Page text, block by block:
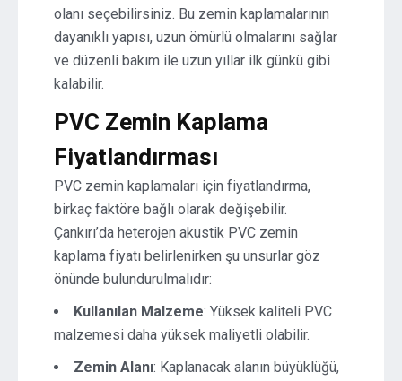
olanı seçebilirsiniz. Bu zemin kaplamalarının
dayanıklı yapısı, uzun ömürlü olmalarını sağlar
ve düzenli bakım ile uzun yıllar ilk günkü gibi
kalabilir.
PVC Zemin Kaplama
Fiyatlandırması
PVC zemin kaplamaları için fiyatlandırma,
birkaç faktöre bağlı olarak değişebilir.
Çankırı’da heterojen akustik PVC zemin
kaplama fiyatı belirlenirken şu unsurlar göz
önünde bulundurulmalıdır:
Kullanılan Malzeme: Yüksek kaliteli PVC
malzemesi daha yüksek maliyetli olabilir.
Zemin Alanı: Kaplanacak alanın büyüklüğü,